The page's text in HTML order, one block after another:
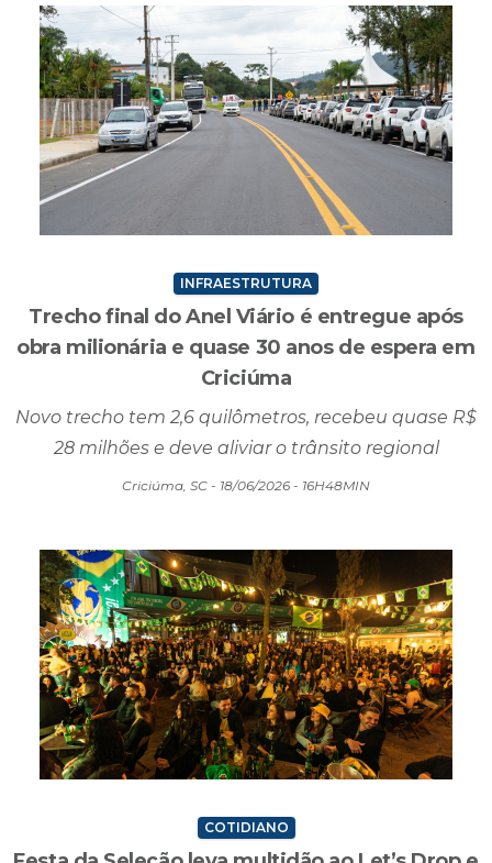
INFRAESTRUTURA
Trecho final do Anel Viário é entregue após
obra milionária e quase 30 anos de espera em
Criciúma
Novo trecho tem 2,6 quilômetros, recebeu quase R$
28 milhões e deve aliviar o trânsito regional
Criciúma, SC - 18/06/2026 - 16H48MIN
COTIDIANO